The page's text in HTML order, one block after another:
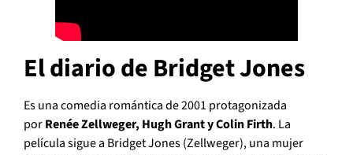
El diario de Bridget Jones
Es una comedia romántica de 2001 protagonizada
porRenée Zellweger, Hugh Grant y Colin Firth. La
película sigue a Bridget Jones (Zellweger), una mujer